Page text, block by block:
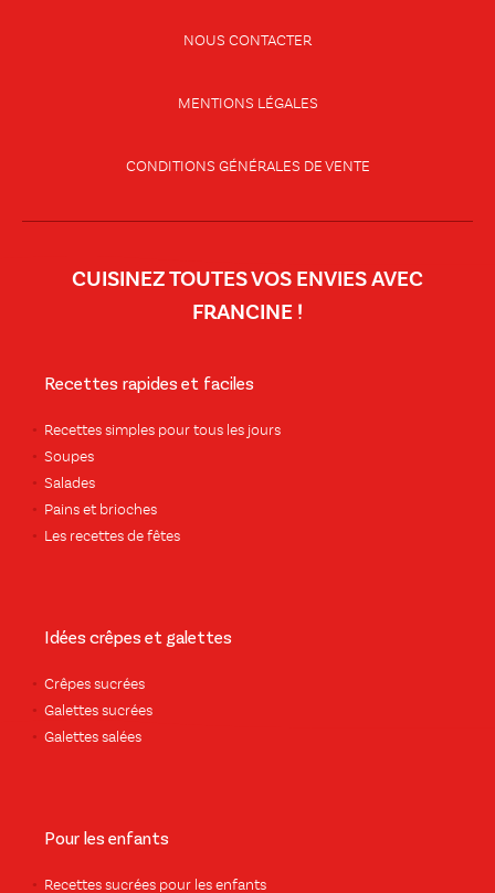
NOUS CONTACTER
MENTIONS LÉGALES
CONDITIONS GÉNÉRALES DE VENTE
CUISINEZ TOUTES VOS ENVIES AVEC
FRANCINE !
Recettes rapides et faciles
Recettes simples pour tous les jours
Soupes
Salades
Pains et brioches
Les recettes de fêtes
Idées crêpes et galettes
Crêpes sucrées
Galettes sucrées
Galettes salées
Pour les enfants
Recettes sucrées pour les enfants